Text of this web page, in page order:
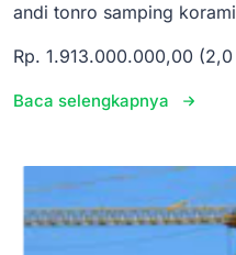
andi tonro samping
Rp. 1.913.000.000,00 (2,0
Baca selengkapnya